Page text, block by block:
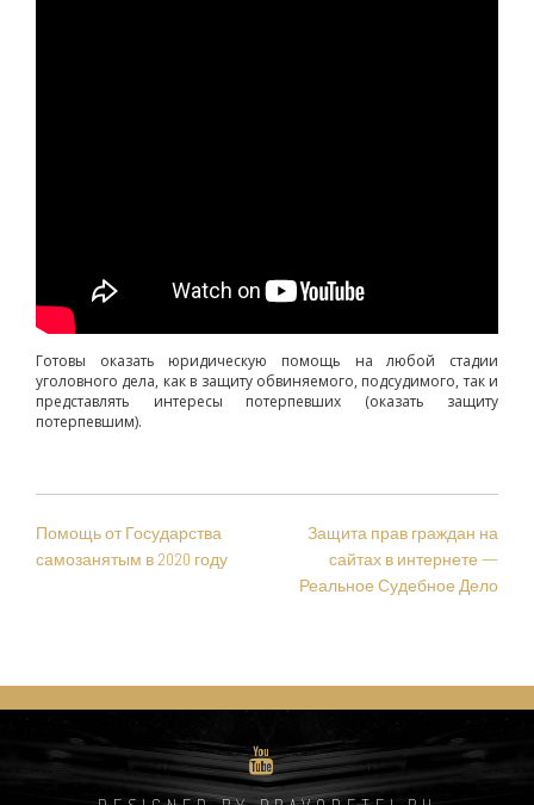
Готовы оказать юридическую помощь на любой стадии
уголовного дела, как в защиту обвиняемого, подсудимого, так и
представлять интересы потерпевших (оказать защиту
потерпевшим).
ПО
Помощь от Государства
самозанятым в 2020 году
Защита прав граждан на
сайтах в интернете —
Реальное Судебное Дело